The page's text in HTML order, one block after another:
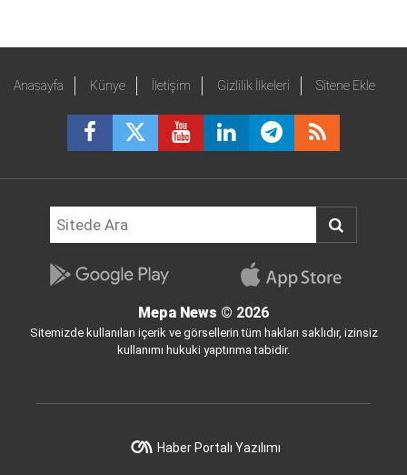
Anasayfa Künye İletişim Gizlilik İlkeleri Sitene Ekle
Mepa News © 2026
Sitemizde kullanılan içerik ve görsellerin tüm hakları saklıdır, izinsiz
kullanımı hukuki yaptırıma tabidir.
Haber Portalı Yazılımı